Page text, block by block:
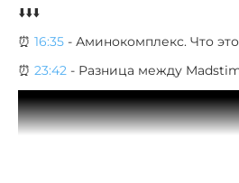
⬇️⬇️⬇️
⏰ 16:35 - Аминокомплекс. Что
⏰ 23:42 - Разница между